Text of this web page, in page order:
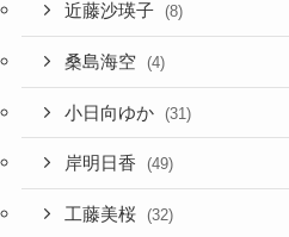
近藤沙瑛子 (8)
桑島海空 (4)
小日向ゆか (31)
岸明日香 (49)
工藤美桜 (32)